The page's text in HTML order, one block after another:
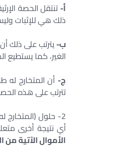
أ-تنتقل الحصة
ذلك هي للإثبات
ب-يترتب على ذلك
الغير، كما يستطيع
ج-أن المتخارج له
تترتب على هذه
2- حلول
أي نتيجة أخرى
الأموال الآتية من